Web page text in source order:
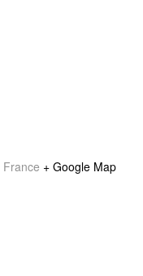
France + Google Map